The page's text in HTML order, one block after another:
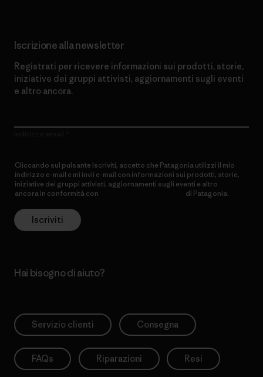
Iscrizione alla newsletter
Registrati per ricevere informazioni sui prodotti, storie,
iniziative dei gruppi attivisti, aggiornamenti sugli eventi
e altro ancora.
Cliccando sul pulsante Iscriviti, accetto che Patagonia utilizzi il mio
indirizzo e-mail e mi invii e-mail con informazioni sui prodotti, storie,
iniziative dei gruppi attivisti, aggiornamenti sugli eventi e altro
ancora in conformità con
di Patagonia.
Iscriviti
Hai bisogno di aiuto?
Servizio clienti Consegna
FAQs Riparazioni Resi